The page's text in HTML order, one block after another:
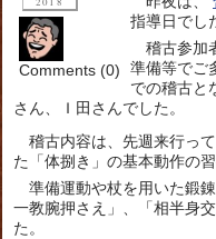
Comments (0)
指導日でし
稽古参加
準備等でご
での稽古と
さん、Ｉ田さんでした。
稽古内容は、先週来行っ
た「体捌き」の基本動作の
準備運動や杖を用いた鍛
一教腕押さえ」、「相半身
た。